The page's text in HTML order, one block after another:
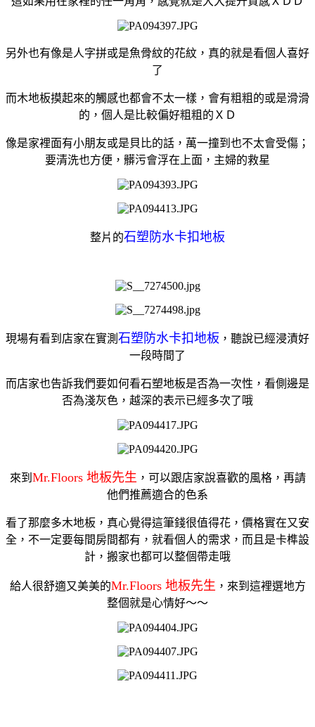
另外也有像是人字拼或是魚骨紋的花紋，真的就是看個人喜好
了
而木地板摸起來的觸感也都會不太一樣，會有粗粗的或是滑滑
的，個人是比較偏好粗粗的ＸＤ
像是家裡面有小朋友或是貝比的話，萬一撞到也不太會受傷；
要清洗也方便，髒污會浮在上面，主婦的救星
整片的石塑防水卡扣地板
現場有看到店家在實測 石塑防水卡扣地板 ，聽說已經浸漬好
一段時間了
而店家也告訴我們要如何看石塑地板是否為一次性，看側邊是
否為淺灰色，越深的表示已經多次了哦
來到 Mr.Floors 地板先生 ，可以跟店家說喜歡的風格，再請
他們推薦適合的色系
看了那麼多木地板，真心覺得這筆錢很值得花，價格實在又安
全，不一定要每間房間都有，就看個人的需求，而且是卡榫設
計，搬家也都可以整個帶走哦
給人很舒適又美美的Mr.Floors 地板先生 ，來到這裡選地方
整個就是心情好～～